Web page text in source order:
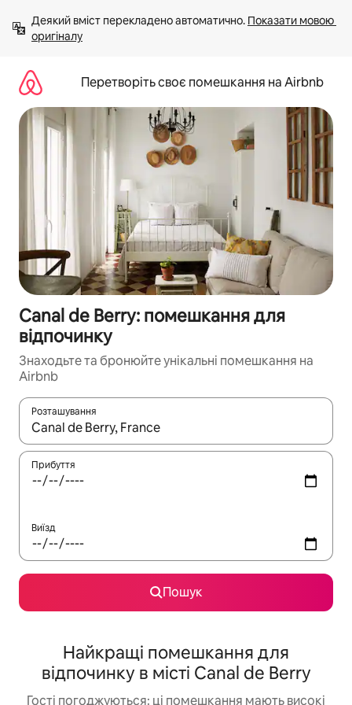
вмісту
Деякий вміст перекладено автоматично. Показати мовою
оригіналу
Перетворіть своє помешкання на Airbnb
Canal de Berry: помешкання для
відпочинку
Знаходьте та бронюйте унікальні помешкання на
Airbnb
Розташування
Отримавши результати пошуку, використовуйте для
Прибуття
Виїзд
Пошук
Найкращі помешкання для
відпочинку в місті Canal de Berry
Гості погоджуються: ці помешкання мають високі